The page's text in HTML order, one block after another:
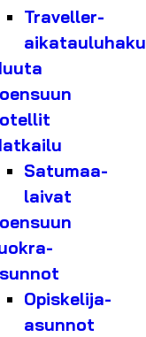
Traveller-
aikatauluhaku
Satumaa-
laivat
Opiskelija-
asunnot